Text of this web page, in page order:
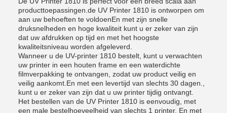
producttoepassingen.de UV Printer 1810 is ontworpen om
aan uw behoeften te voldoenEn met zijn snelle
druksnelheden en hoge kwaliteit kunt u er zeker van zijn
dat uw afdrukken op tijd en met het hoogste
kwaliteitsniveau worden afgeleverd.
Wanneer u de UV-printer 1810 bestelt, kunt u verwachten
uw printer in een houten frame en een waterdichte
filmverpakking te ontvangen, zodat uw product veilig en
veilig aankomt.En met een levertijd van slechts 30 dagen.,
kunt u er zeker van zijn dat u uw printer tijdig ontvangt.
Het bestellen van de UV Printer 1810 is eenvoudig, met
een male bestelhoeveelheid van slechts 1 printer. En met